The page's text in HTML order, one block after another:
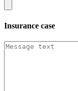
Insurance case